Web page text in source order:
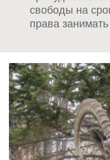
свободы на
права